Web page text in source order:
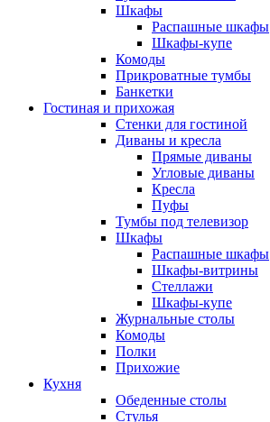
Шкафы
Распашные шкафы
Шкафы-купе
Комоды
Прикроватные тумбы
Банкетки
Гостиная и прихожая
Стенки для гостиной
Диваны и кресла
Прямые диваны
Угловые диваны
Кресла
Пуфы
Тумбы под телевизор
Шкафы
Распашные шкафы
Шкафы-витрины
Стеллажи
Шкафы-купе
Журнальные столы
Комоды
Полки
Прихожие
Кухня
Обеденные столы
Стулья